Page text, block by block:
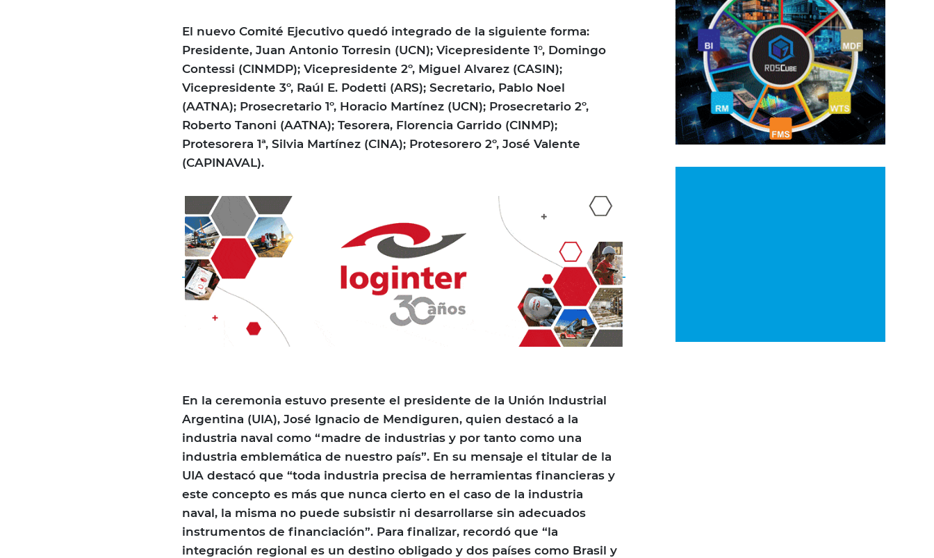
El nuevo Comité Ejecutivo quedó integrado de la siguiente forma:
Presidente, Juan Antonio Torresin (UCN); Vicepresidente 1°, Domingo
Contessi (CINMDP); Vicepresidente 2º, Miguel Alvarez (CASIN);
Vicepresidente 3º, Raúl E. Podetti (ARS); Secretario, Pablo Noel
(AATNA); Prosecretario 1º, Horacio Martínez (UCN); Prosecretario 2º,
Roberto Tanoni (AATNA); Tesorera, Florencia Garrido (CINMP);
Protesorera 1ª, Silvia Martínez (CINA); Protesorero 2º, José Valente
(CAPINAVAL).
En la ceremonia estuvo presente el presidente de la Unión Industrial
Argentina (UIA), José Ignacio de Mendiguren, quien destacó a la
industria naval como “madre de industrias y por tanto como una
industria emblemática de nuestro país”. En su mensaje el titular de la
UIA destacó que “toda industria precisa de herramientas financieras y
este concepto es más que nunca cierto en el caso de la industria
naval, la misma no puede subsistir ni desarrollarse sin adecuados
instrumentos de financiación”. Para finalizar, recordó que “la
integración regional es un destino obligado y dos países como Brasil y